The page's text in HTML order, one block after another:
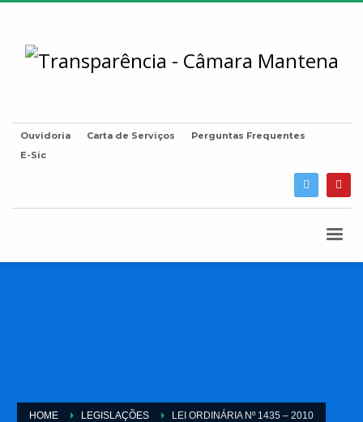
Ouvidoria Carta de Serviços
Perguntas Frequentes
E-Sic
HOME LEGISLAÇÕES LEI ORDINÁRIA Nº 1435 – 2010